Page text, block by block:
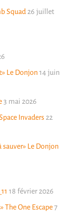
Squad 26 juillet
Le Donjon 14 juin
3 mai 2026
Invaders 22
sauver» Le Donjon
18 février 2026
The One Escape 7